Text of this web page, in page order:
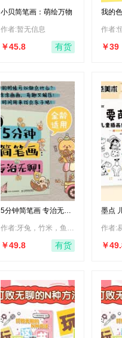
解读
进化心理学：心智的
新科学（第6版）
138
小贝简笔画：萌绘万物
作者:暂无信息
￥45.8 有货
我的
作者:
￥39
5分钟简笔画 专治无
儿童孩子成人画画自学
手账临摹小场景绘画小
白轻松上手 绘客出品
作者:牙兔，竹米，鱼雨桐
￥49.8 有货
墨点
物建
绘画
学画画
作者:
￥